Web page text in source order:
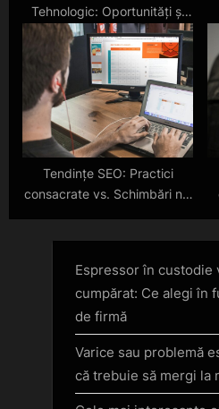
Tehnologic: Oportunități și
Provocări
Tendințe SEO: Practici
consacrate vs. Schimbări noi
Espressor în custodie
cumpărat: Ce alegi în
de firmă
Varice sau problemă
că trebuie să mergi la